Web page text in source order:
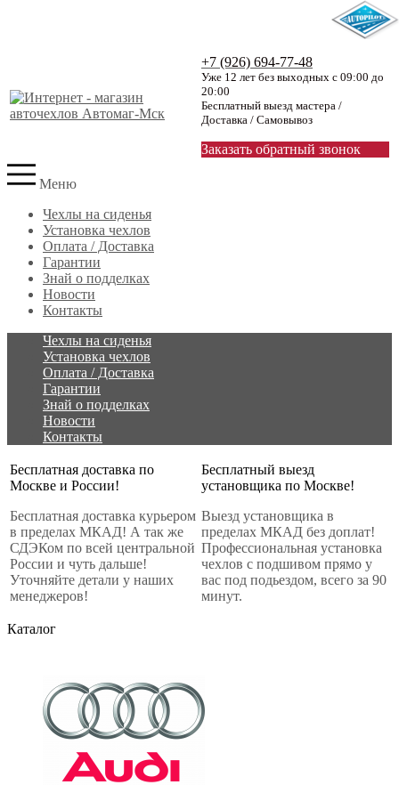
+7 (926) 694-77-48
Уже 12 лет без выходных с 09:00 до
20:00
Бесплатный выезд мастера /
Доставка / Самовывоз
Заказать обратный звонок
Меню
Чехлы на сиденья
Установка чехлов
Оплата / Доставка
Гарантии
Знай о подделках
Новости
Контакты
Чехлы на сиденья
Установка чехлов
Оплата / Доставка
Гарантии
Знай о подделках
Новости
Контакты
Бесплатная доставка по
Москве и России!
Бесплатная доставка курьером
в пределах МКАД! А так же
СДЭКом по всей центральной
России и чуть дальше!
Уточняйте детали у наших
менеджеров!
Бесплатный выезд
установщика по Москве!
Выезд установщика в
пределах МКАД без доплат!
Профессиональная установка
чехлов с подшивом прямо у
вас под подьездом, всего за 90
минут.
Каталог